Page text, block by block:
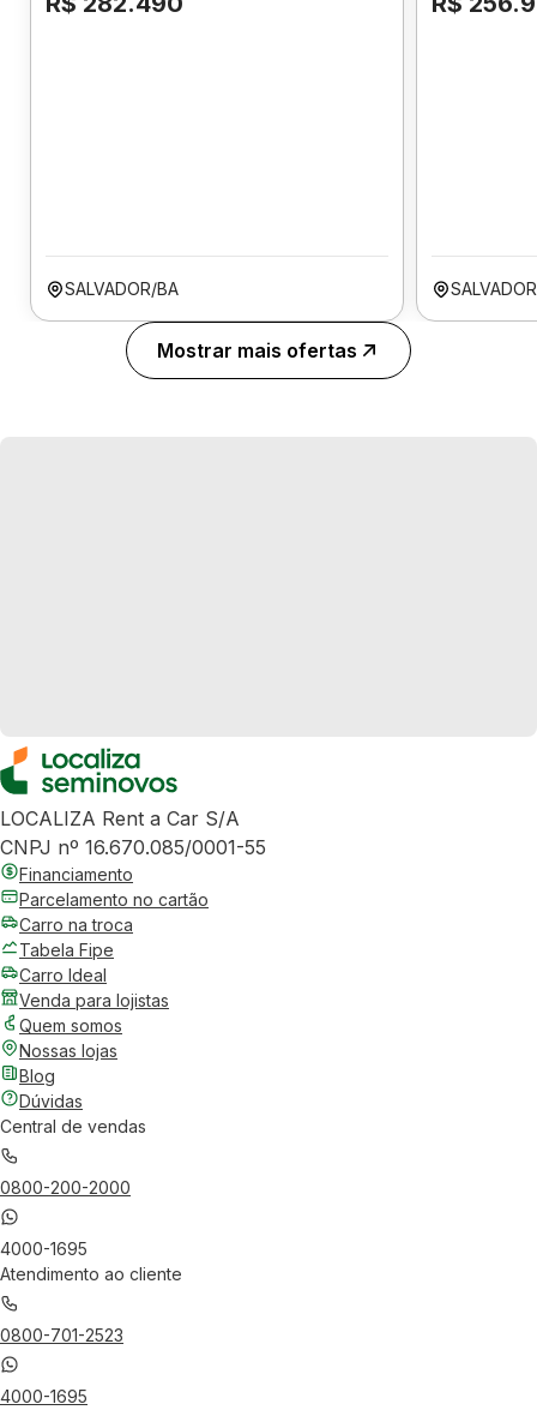
SALVADOR/BA
Mostrar mais ofertas
LOCALIZA Rent a Car S/A
CNPJ nº 16.670.085/0001-55
Financiamento
Parcelamento no cartão
Carro na troca
Tabela Fipe
Carro Ideal
Venda para lojistas
Quem somos
Nossas lojas
Blog
Dúvidas
Central de vendas
0800-200-2000
4000-1695
Atendimento ao cliente
0800-701-2523
4000-1695